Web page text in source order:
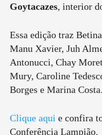
Goytacazes, interior
Essa edição traz
Manu Xavier, Juh
Antonucci, Chay
Mury, Caroline
Borges e Marina Costa.
Clique aqui e confira
Conferência Lampião.